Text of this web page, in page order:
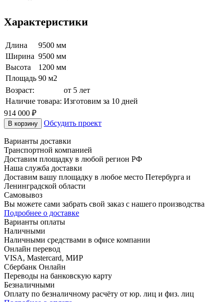
Характеристики
Длина
9500 мм
Ширина 9500 мм
Высота
1200 мм
Площадь 90 м2
Возраст:
от 5 лет
Наличие товара: Изготовим за 10 дней
914 000 ₽
В корзину Обсудить проект
Варианты доставки
Транспортной компанией
Доставим площадку в любой регион РФ
Наша служба доставки
Доставим вашу площадку в любое место Петербурга и
Ленинградской области
Самовывоз
Вы можете сами забрать свой заказ с нашего производства
Подробнее о доставке
Варианты оплаты
Наличными
Наличными средствами в офисе компании
Онлайн перевод
VISA, Mastercard, МИР
Сбербанк Онлайн
Переводы на банковскую карту
Безналичными
Оплату по безналичному расчёту от юр. лиц и физ. лиц